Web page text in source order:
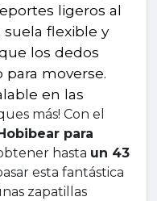
ligeros al
flexible y
los dedos
moverse.
para
hasta un 43
esta fantástica
zapatillas